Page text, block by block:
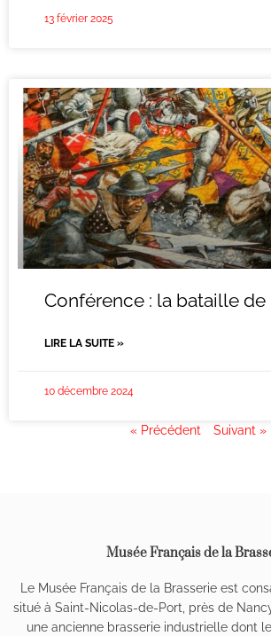
13 février 2025
Conférence : la bataille de
LIRE LA SUITE »
10 décembre 2024
« Précédent Suivant »
Musée Français de la
Le Musée Français de la Brasserie est
situé à Saint-Nicolas-de-Port, près de
une ancienne brasserie industrielle dont